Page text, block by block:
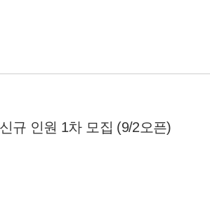
규 인원 1차 모집 (9/2오픈)